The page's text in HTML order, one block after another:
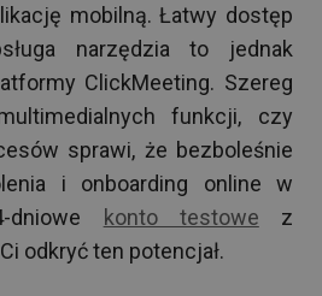
mobilną. Łatwy dostęp
narzędzia to jednak
ClickMeeting. Szereg
funkcji, czy
sprawi, że bezboleśnie
i onboarding online w
dniowe
konto testowe z
odkryć ten potencjał.